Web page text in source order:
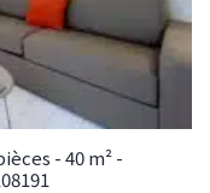
- 40 m² -